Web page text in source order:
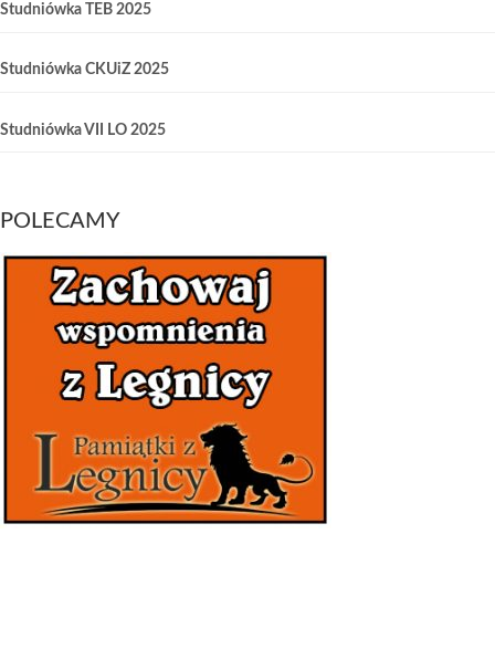
Studniówka TEB 2025
Studniówka CKUiZ 2025
Studniówka VII LO 2025
POLECAMY